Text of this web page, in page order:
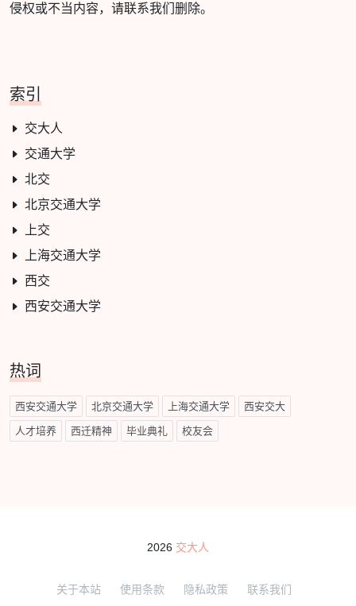
侵权或不当内容，请联系我们删除。
索引
交大人
交通大学
北交
北京交通大学
上交
上海交通大学
西交
西安交通大学
热词
西安交通大学 北京交通大学 上海交通大学 西安交大
人才培养 西迁精神 毕业典礼 校友会
2026 交大人
关于本站 使用条款 隐私政策 联系我们